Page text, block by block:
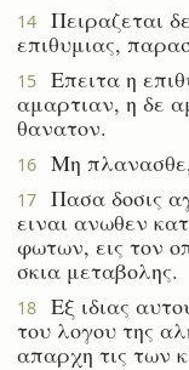
14
Πειραζεται
επιθυμιας,
15
Επειτα η
αμαρτιαν, η δε
θανατον.
16 Μη
17
Πασα δοσις
ειναι ανωθεν
φωτων, εις τον
σκια μεταβολης.
18
Εξ ιδιας
του λογου της
απαρχη τις των